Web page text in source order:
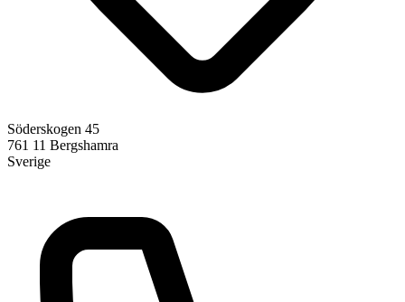
Söderskogen 45
761 11 Bergshamra
Sverige